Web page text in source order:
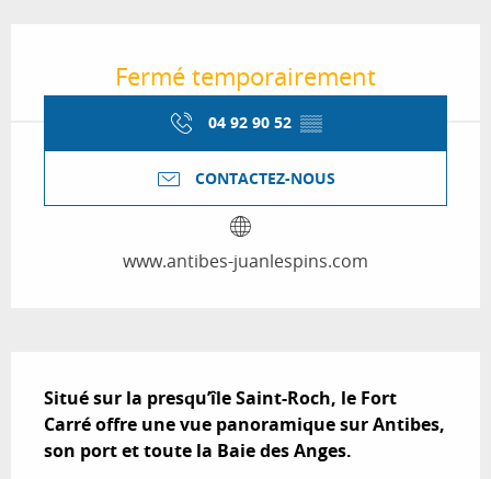
Fermé temporairement
04 92 90 52 ▒▒
CONTACTEZ-NOUS
www.antibes-juanlespins.com
Situé sur la presqu’île Saint-Roch, le Fort
Carré offre une vue panoramique sur Antibes,
son port et toute la Baie des Anges.